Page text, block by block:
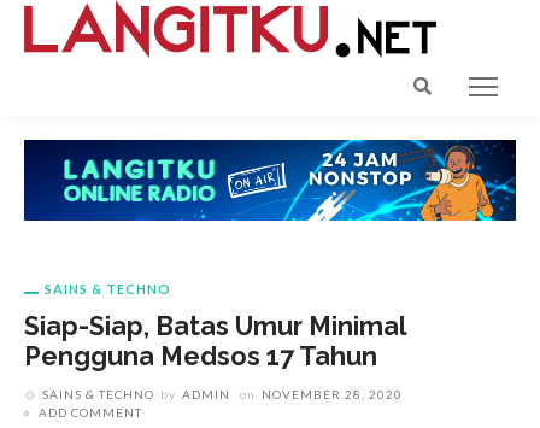
SAINS & TECHNO
Siap-Siap, Batas Umur Minimal
Pengguna Medsos 17 Tahun
SAINS & TECHNO by ADMIN on
NOVEMBER 28, 2020
ADD COMMENT